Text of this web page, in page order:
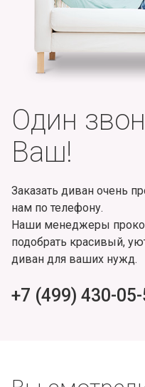
Один
Ваш!
Заказать диван очень
нам по телефону.
Наши менеджеры
подобрать красивый,
диван для ваших нужд.
+7 (499) 430-